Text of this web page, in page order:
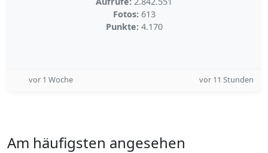
Fotos: 613
Punkte: 4.170
vor 1 Woche vor 11 Stunden
Am häufigsten angesehen